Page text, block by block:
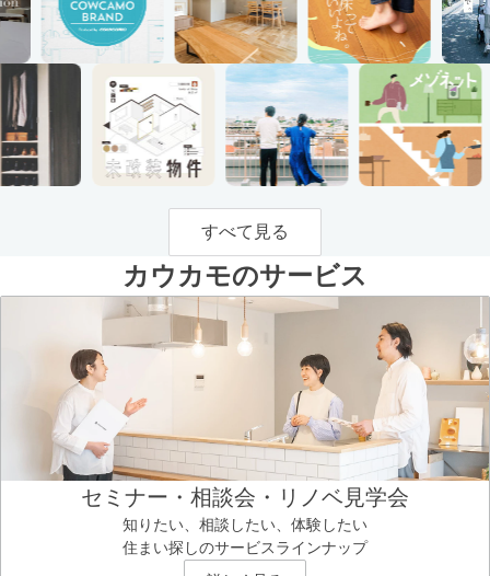
すべて見る
カウカモのサービス
セミナー・相談会・リノベ見学会
知りたい、相談したい、体験したい
住まい探しのサービスラインナップ